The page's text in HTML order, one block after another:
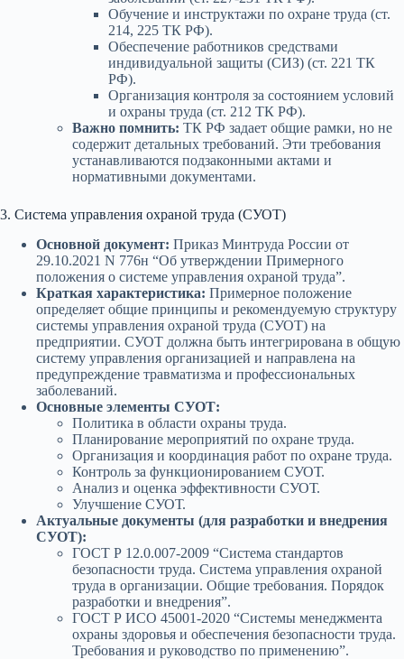
Обучение и инструктажи по охране труда (ст.
214, 225 ТК РФ).
Обеспечение работников средствами
индивидуальной защиты (СИЗ) (ст. 221 ТК
РФ).
Организация контроля за состоянием условий
и охраны труда (ст. 212 ТК РФ).
Важно помнить: ТК РФ задает общие рамки, но не
содержит детальных требований. Эти требования
устанавливаются подзаконными актами и
нормативными документами.
3. Система управления охраной труда (СУОТ)
Основной документ: Приказ Минтруда России от
29.10.2021 N 776н “Об утверждении Примерного
положения о системе управления охраной труда”.
Краткая характеристика: Примерное положение
определяет общие принципы и рекомендуемую структуру
системы управления охраной труда (СУОТ) на
предприятии. СУОТ должна быть интегрирована в общую
систему управления организацией и направлена на
предупреждение травматизма и профессиональных
заболеваний.
Основные элементы СУОТ:
Политика в области охраны труда.
Планирование мероприятий по охране труда.
Организация и координация работ по охране труда.
Контроль за функционированием СУОТ.
Анализ и оценка эффективности СУОТ.
Улучшение СУОТ.
Актуальные документы (для разработки и внедрения
СУОТ):
ГОСТ Р 12.0.007-2009 “Система стандартов
безопасности труда. Система управления охраной
труда в организации. Общие требования. Порядок
разработки и внедрения”.
ГОСТ Р ИСО 45001-2020 “Системы менеджмента
охраны здоровья и обеспечения безопасности труда.
Требования и руководство по применению”.